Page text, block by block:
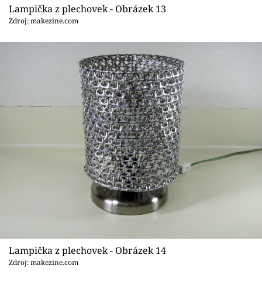
Lampička z plechovek - Obrázek 13
Zdroj: makezine.com
Lampička z plechovek - Obrázek 14
Zdroj: makezine.com